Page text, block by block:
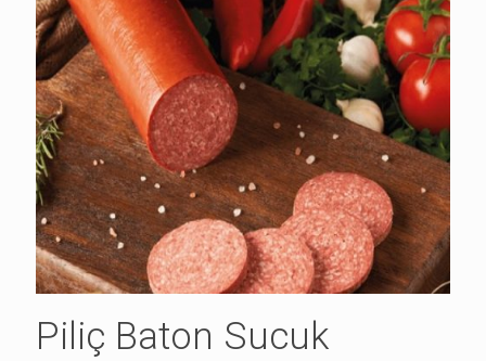
Piliç Baton Sucuk